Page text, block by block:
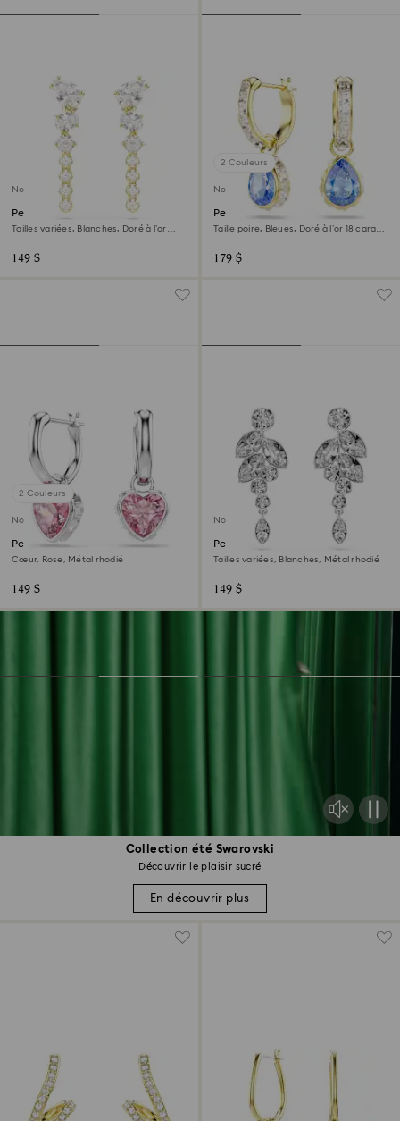
Collection été Swarovski
Découvrir le plaisir sucré
En découvrir plus
Nouveau
Pendants d'oreilles Mesmera
Tailles variées, Blanches, Doré à l’or
149 $
2 Couleurs
Nouveau
Pendants d'oreilles Chroma
Taille poire, Bleues, Doré à l’or 18 carats
179 $
2 Couleurs
Nouveau
Pendants d'oreilles Chroma
Cœur, Rose, Métal rhodié
149 $
Nouveau
Pendants d'oreilles Diapason
Tailles variées, Blanches, Métal rhodié
149 $